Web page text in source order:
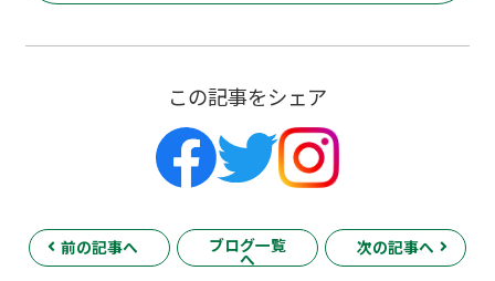
この記事をシェア
前の記事へ ブログ一覧
へ
次の記事へ